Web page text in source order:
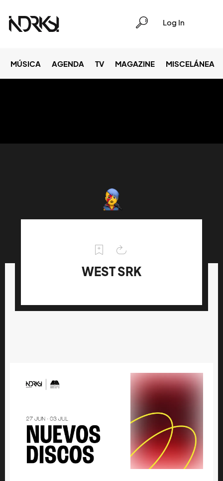
Log In
MÚSICA AGENDA TV MAGAZINE MISCELÁNEA
WEST SRK